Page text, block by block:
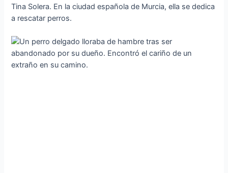
Tina Solera. En la ciudad española de Murcia, ella se dedica
a rescatar perros.